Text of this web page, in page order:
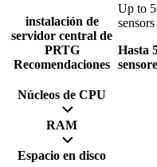
instalación de
servidor central de
PRTG
Recomendaciones
Up to
sensors
Hasta
Núcleos de CPU
RAM
Espacio en disco